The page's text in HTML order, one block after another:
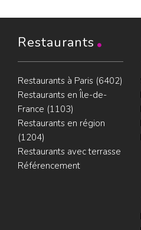
Restaurants
Restaurants à Paris (6402)
Restaurants en Île-de-
France (1103)
Restaurants en région
(1204)
Restaurants avec terrasse
Référencement